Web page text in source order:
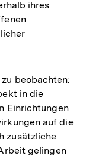
ihres
beobachten:
in die
Einrichtungen
auf die
zusätzliche
gelingen